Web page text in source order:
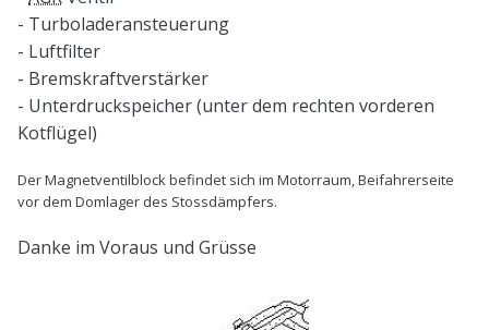
- Turboladeransteuerung
- Luftfilter
- Bremskraftverstärker
- Unterdruckspeicher (unterdem rechten vorderen
Kotflügel)
Der Magnetventilblock befindet sich im Motorraum, Beifahrerseite
vor dem Domlager des Stossdämpfers.
Danke im Voraus und Grüsse